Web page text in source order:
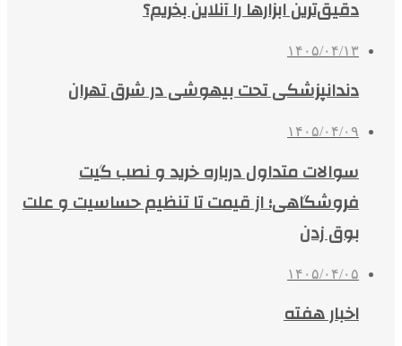
دقیق‌ترین ابزارها را آنلاین بخریم؟
۱۴۰۵/۰۴/۱۳
دندانپزشکی تحت بیهوشی در شرق تهران
۱۴۰۵/۰۴/۰۹
سوالات متداول درباره خرید و نصب گیت
فروشگاهی؛ از قیمت تا تنظیم حساسیت و علت
بوق زدن
۱۴۰۵/۰۴/۰۵
اخبار هفته